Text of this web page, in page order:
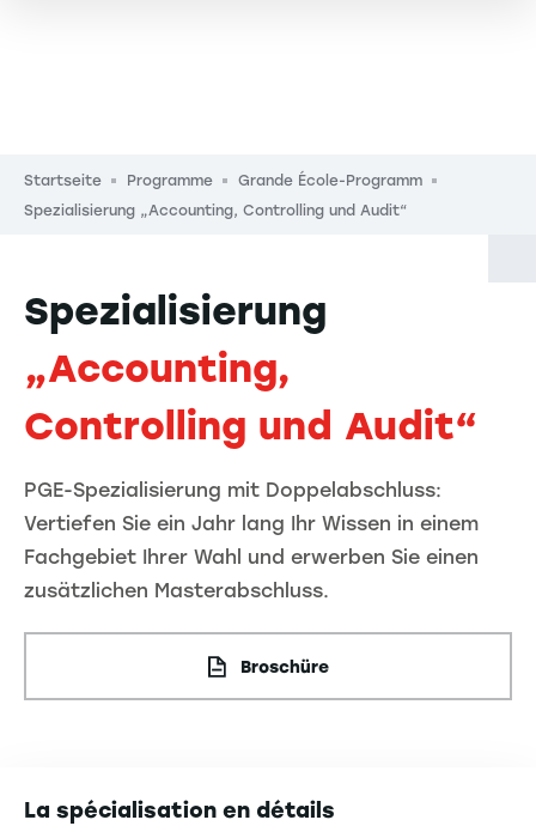
Pfadnavigation
Startseite Programme
Grande École-Programm
Spezialisierung „Accounting, Controlling und Audit“
Spezialisierung
„Accounting,
Controlling und Audit“
PGE-Spezialisierung mit Doppelabschluss:
Vertiefen Sie ein Jahr lang Ihr Wissen in einem
Fachgebiet Ihrer Wahl und erwerben Sie einen
zusätzlichen Masterabschluss.
Broschüre
La spécialisation en détails